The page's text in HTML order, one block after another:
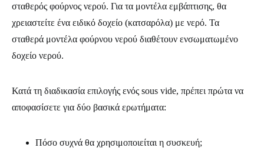
σταθερός φούρνος νερού. Για τα μοντέλα εμβάπτισης, θα
χρειαστείτε ένα ειδικό δοχείο (κατσαρόλα) με νερό. Τα
σταθερά μοντέλα φούρνου νερού διαθέτουν ενσωματωμένο
δοχείο νερού.
Κατά τη διαδικασία επιλογής ενός sous vide, πρέπει πρώτα να
αποφασίσετε για δύο βασικά ερωτήματα:
Πόσο συχνά θα χρησιμοποιείται η συσκευή;